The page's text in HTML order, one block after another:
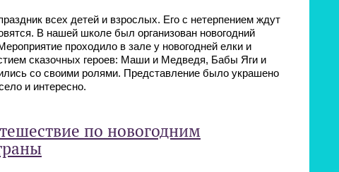
всех детей и взрослых. Его с нетерпением ждут
В нашей школе был организован новогодний
проходило в зале у новогодней елки и
сказочных героев: Маши и Медведя, Бабы Яги и
со своими ролями. Представление было украшено
и интересно.
по новогодним